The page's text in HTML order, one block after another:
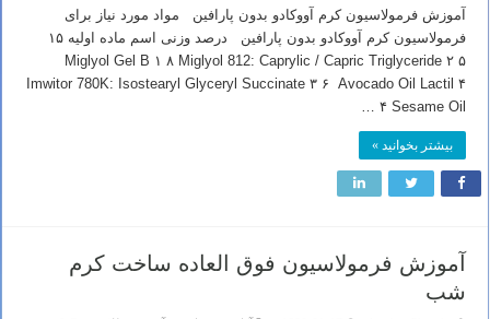
آموزش فرمولاسیون کرم آووکادو بدون پارافین مواد مورد نیاز برای
فرمولاسیون کرم آووکادو بدون پارافین درصد وزنی اسم ماده اولیه ۱۵
Miglyol Gel B ۱ ۸ Miglyol 812: Caprylic / Capric Triglyceride ۲ ۵
Imwitor 780K: Isostearyl Glyceryl Succinate ۳ ۶ Avocado Oil Lactil ۴
۴ Sesame Oil …
بیشتر بخوانید »
آموزش فرمولاسیون فوق العاده ساخت کرم
شب